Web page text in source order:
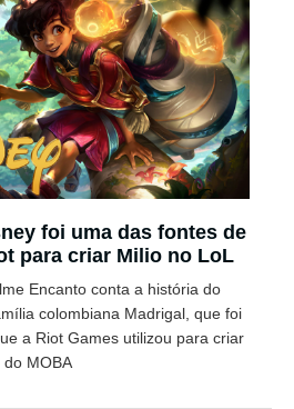
foi uma das fontes de
para criar Milio no LoL
Encanto conta a história do
colombiana Madrigal, que foi
a Riot Games utilizou para criar
MOBA